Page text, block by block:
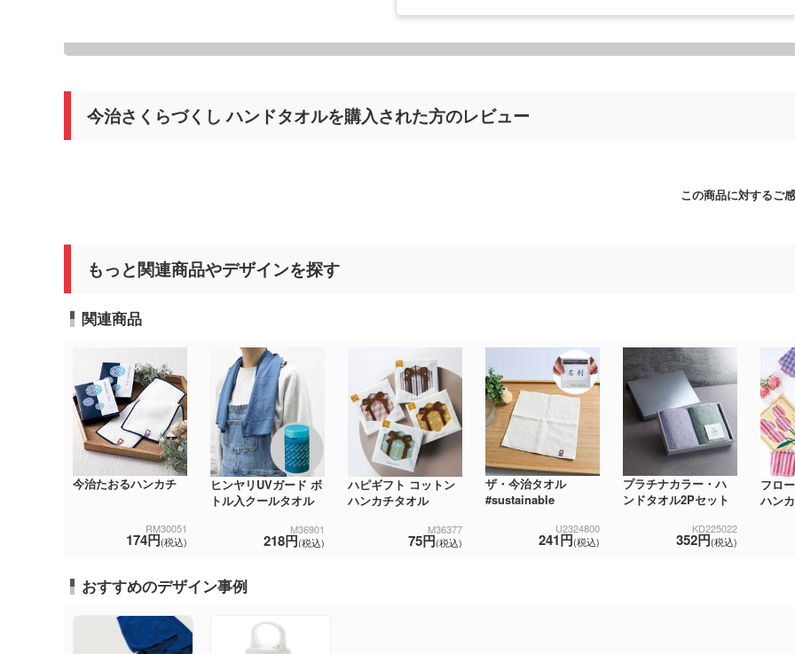
今治さくらづくし ハンドタオルを購入された方のレビュー
この商品に対するご
もっと関連商品やデザインを探す
関連商品
今治たおるハンカチ
RM30051
174円(税込)
ヒンヤリUVガード ボ
トル入クールタオル
M36901
218円(税込)
ハピギフト コットン
ハンカチタオル
M36377
75円(税込)
ザ・今治タオル
#sustainable
U2324800
241円(税込)
プラチナカラー・ハ
ンドタオル2Pセット
KD225022
352円(税込)
フロ
ハン
おすすめのデザイン事例